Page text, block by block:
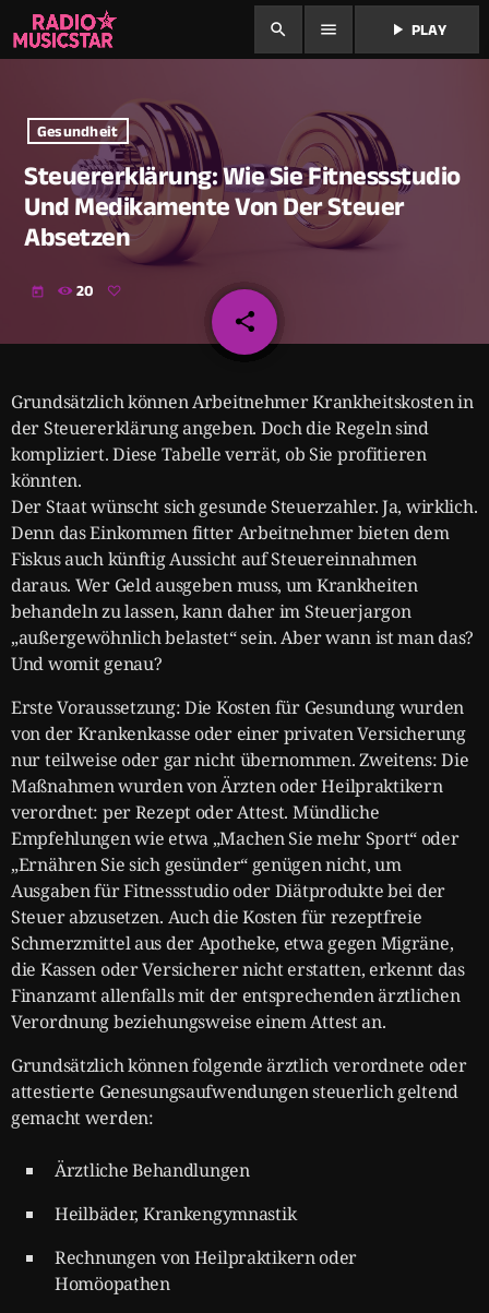
search menu play_arrow PLAY
Gesundheit
Steuererklärung: Wie Sie Fitnessstudio
Und Medikamente Von Der Steuer
Absetzen
today 20
share
email
Grundsätzlich können Arbeitnehmer Krankheitskosten in
der Steuererklärung angeben. Doch die Regeln sind
kompliziert. Diese Tabelle verrät, ob Sie profitieren
könnten.
Der Staat wünscht sich gesunde Steuerzahler. Ja, wirklich.
Denn das Einkommen fitter Arbeitnehmer bieten dem
Fiskus auch künftig Aussicht auf Steuereinnahmen
daraus. Wer Geld ausgeben muss, um Krankheiten
behandeln zu lassen, kann daher im Steuerjargon
„außergewöhnlich belastet“ sein. Aber wann ist man das?
Und womit genau?
Erste Voraussetzung: Die Kosten für Gesundung wurden
von der Krankenkasse oder einer privaten Versicherung
nur teilweise oder gar nicht übernommen. Zweitens: Die
Maßnahmen wurden von Ärzten oder Heilpraktikern
verordnet: per Rezept oder Attest. Mündliche
Empfehlungen wie etwa „Machen Sie mehr Sport“ oder
„Ernähren Sie sich gesünder“ genügen nicht, um
Ausgaben für Fitnessstudio oder Diätprodukte bei der
Steuer abzusetzen. Auch die Kosten für rezeptfreie
Schmerzmittel aus der Apotheke, etwa gegen Migräne,
die Kassen oder Versicherer nicht erstatten, erkennt das
Finanzamt allenfalls mit der entsprechenden ärztlichen
Verordnung beziehungsweise einem Attest an.
Grundsätzlich können folgende ärztlich verordnete oder
attestierte Genesungsaufwendungen steuerlich geltend
gemacht werden:
Ärztliche Behandlungen
Heilbäder, Krankengymnastik
Rechnungen von Heilpraktikern oder
Homöopathen